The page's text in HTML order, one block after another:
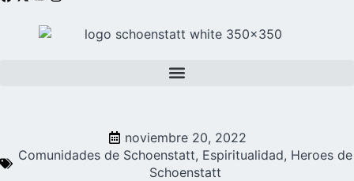
noviembre 20, 2022
Comunidades de Schoenstatt, Espiritualidad, Heroes de
Schoenstatt